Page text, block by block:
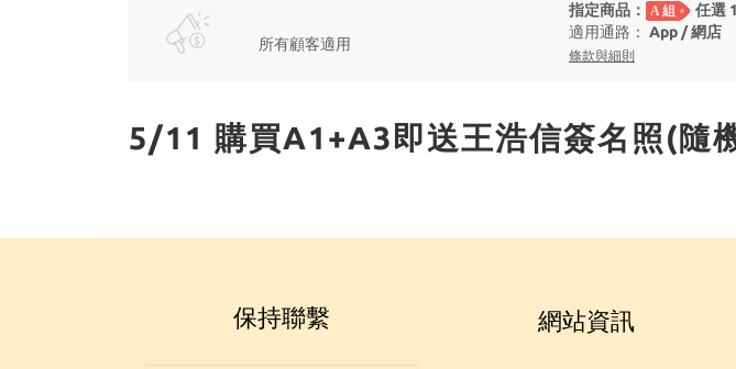
所有顧客適用
指定商品： A 組 任選
適用通路： App /網店
條款與細則
5/11 購買A1+A3即送王浩信簽名照(隨
保持聯繫 網站資訊